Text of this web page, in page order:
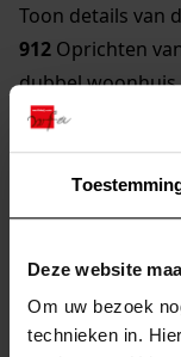
Deze website
Om uw bezoek
technieken in.
Toon details van
912 Oprichten
dubbel
Toon details van
913Plaatsen van
Toon details van
914Verbouwen
Toon details van
915Uitbreiden
Toon details van